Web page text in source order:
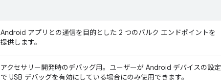
Android アプリとの通信を目的とした 2 つのバルク エンドポイントを
提供します。
アクセサリー開発時のデバッグ用。ユーザーが Android デバイスの設定
で USB デバッグを有効にしている場合にのみ使用できます。